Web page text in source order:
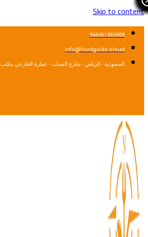
Skip to content
966561965488
info@foodguide.cloud
السعودية - الرياض - شارع الضباب - عمارة الخارجي مكتب 6